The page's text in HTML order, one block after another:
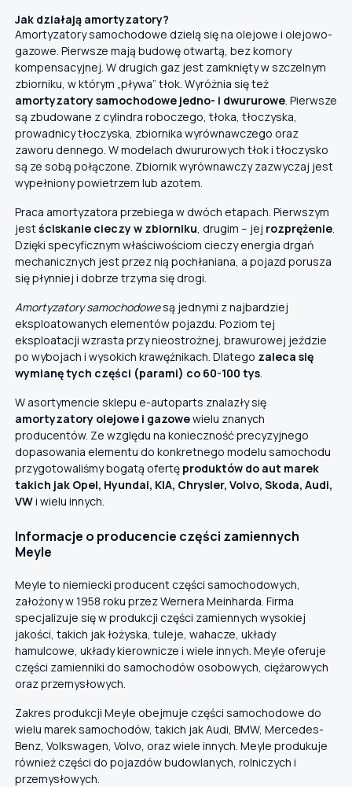
Jak działają amortyzatory?
Amortyzatory samochodowe dzielą się na olejowe i olejowo-
gazowe. Pierwsze mają budowę otwartą, bez komory
kompensacyjnej. W drugich gaz jest zamknięty w szczelnym
zbiorniku, w którym „pływa” tłok. Wyróżnia się też
amortyzatory samochodowe jedno- i dwururowe. Pierwsze
są zbudowane z cylindra roboczego, tłoka, tłoczyska,
prowadnicy tłoczyska, zbiornika wyrównawczego oraz
zaworu dennego. W modelach dwururowych tłok i tłoczysko
są ze sobą połączone. Zbiornik wyrównawczy zazwyczaj jest
wypełniony powietrzem lub azotem.
Praca amortyzatora przebiega w dwóch etapach. Pierwszym
jestściskanie cieczy w zbiorniku, drugim – jej rozprężenie.
Dzięki specyficznym właściwościom cieczy energia drgań
mechanicznych jest przez nią pochłaniana, a pojazd porusza
się płynniej i dobrze trzyma się drogi.
Amortyzatory samochodowesą jednymi z najbardziej
eksploatowanych elementów pojazdu. Poziom tej
eksploatacji wzrasta przy nieostrożnej, brawurowej jeździe
po wybojach i wysokich krawężnikach. Dlatego zaleca się
wymianę tych części (parami) co 60-100 tys.
W asortymencie sklepu e-autoparts znalazły się
amortyzatory olejowe i gazowewielu znanych
producentów. Ze względu na konieczność precyzyjnego
dopasowania elementu do konkretnego modelu samochodu
przygotowaliśmy bogatą ofertę produktów do aut marek
takich jak Opel, Hyundai, KIA, Chrysler, Volvo, Skoda, Audi,
VWi wielu innych.
Informacje o producencie części zamiennych
Meyle
Meyle to niemiecki producent części samochodowych,
założony w 1958 roku przez Wernera Meinharda. Firma
specjalizuje się w produkcji części zamiennych wysokiej
jakości, takich jak łożyska, tuleje, wahacze, układy
hamulcowe, układy kierownicze i wiele innych. Meyle oferuje
części zamienniki do samochodów osobowych, ciężarowych
oraz przemysłowych.
Zakres produkcji Meyle obejmuje części samochodowe do
wielu marek samochodów, takich jak Audi, BMW, Mercedes-
Benz, Volkswagen, Volvo, oraz wiele innych. Meyle produkuje
również części do pojazdów budowlanych, rolniczych i
przemysłowych.